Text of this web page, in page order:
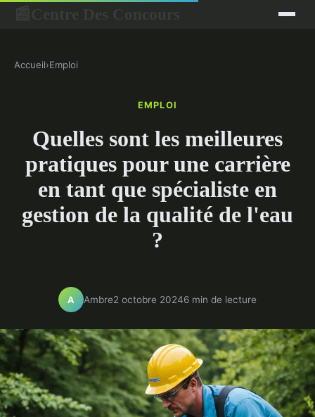
Accueil›Emploi
EMPLOI
Quelles sont les meilleures
pratiques pour une carrière
en tant que spécialiste en
gestion de la qualité de l'eau
?
A Ambre2 octobre 20246 min de lecture